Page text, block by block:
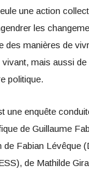
une action
les
des manières de
mais aussi
politique.
une enquête
de Guillaume
de Fabian Lévêque
de Mathilde